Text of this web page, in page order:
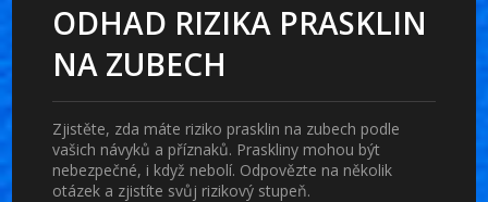
ODHAD RIZIKA PRASKLIN
NA ZUBECH
Zjistěte, zda máte riziko prasklin na zubech podle
vašich návyků a příznaků. Praskliny mohou být
nebezpečné, i když nebolí. Odpovězte na několik
otázek a zjistíte svůj rizikový stupeň.